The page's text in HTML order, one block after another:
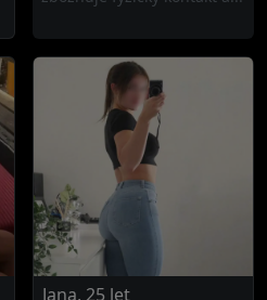
Jana, 25 let